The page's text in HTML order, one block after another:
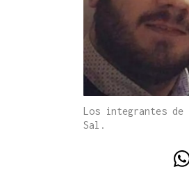
Los integrantes de
Sal.